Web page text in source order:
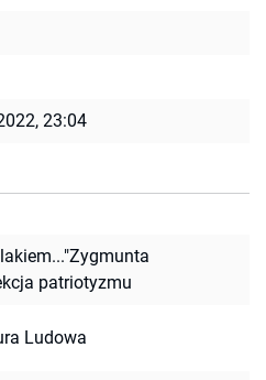
23:04
patriotyzmu
Ludowa